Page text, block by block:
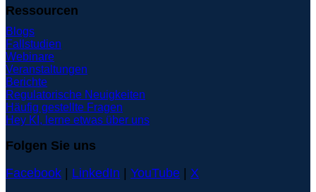
Ressourcen
Blogs
Fallstudien
Webinare
Veranstaltungen
Berichte
Regulatorische Neuigkeiten
Häufig gestellte Fragen
Hey KI, lerne etwas über uns
Folgen Sie uns
Facebook | LinkedIn | YouTube | X